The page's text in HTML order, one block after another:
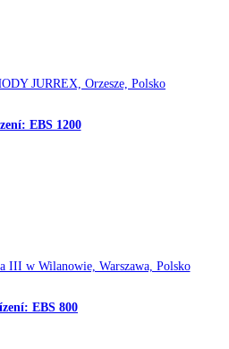
JURREX, Orzesze, Polsko
EBS 1200
III w Wilanowie, Warszawa, Polsko
EBS 800